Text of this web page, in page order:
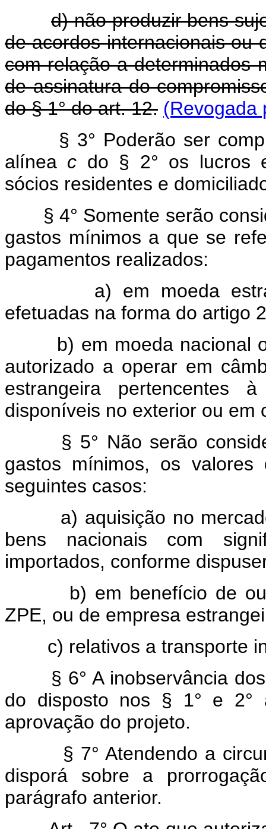
d) não produzir bens
de acordos internacionais ou
com relação a determinados
de assinatura do
do § 1° do art. 12. (Revogada
§ 3° Poderão ser
alínea c do § 2° os lucros
sócios residentes e
§ 4° Somente serão
gastos mínimos a que se
pagamentos realizados:
a) em moeda
efetuadas na forma do artigo
b) em moeda nacional
autorizado a operar em
estrangeira pertencentes
disponíveis no exterior ou em
§ 5° Não serão
gastos mínimos, os
seguintes casos:
a) aquisição no mercado
bens nacionais com
importados, conforme
b) em benefício de outra
ZPE, ou de empresa
c) relativos a transporte
§ 6° A inobservância dos
do disposto nos § 1° e 2°
aprovação do projeto.
§ 7° Atendendo a
disporá sobre a
parágrafo anterior.